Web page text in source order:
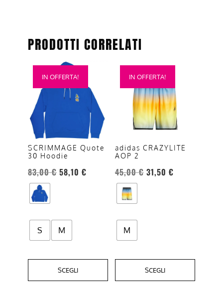
PRODOTTI CORRELATI
IN OFFERTA!
SCRIMMAGE Quote
30 Hoodie
83,00€ 58,10 €
S M
SCEGLI
Questo
prodotto
più
varianti.
Le
opzioni
possono
essere
scelte
nella
del
prodotto
IN OFFERTA!
adidas CRAZYLITE
AOP 2
45,00€ 31,50 €
M
SCEGLI
Questo
prodotto
varianti.
opzioni
possono
essere
scelte
nella
del
prodotto